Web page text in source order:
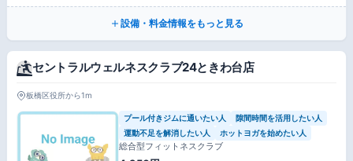
設備・料金情報をもっと見る
セントラルウェルネスクラブ24ときわ台店
板橋区役所から1m
プール付きジムに通いたい人
隙間時間を活用したい人
運動不足を解消したい人
ホットヨガを始めたい人
総合型フィットネスクラブ